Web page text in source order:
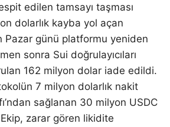
edilen tamsayı taşması
dolarlık kayba yol açan
Pazar günü platformu yeniden
sonra Sui doğrulayıcıları
162 milyon dolar iade edildi.
7 milyon dolarlık nakit
sağlanan 30 milyon USDC
zarar gören likidite